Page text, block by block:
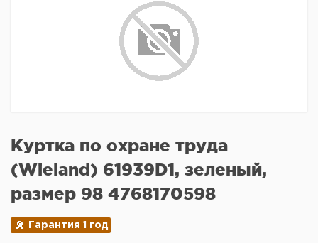
Куртка по охране труда
(Wieland) 61939D1, зеленый,
размер 98 4768170598
Гарантия 1 год